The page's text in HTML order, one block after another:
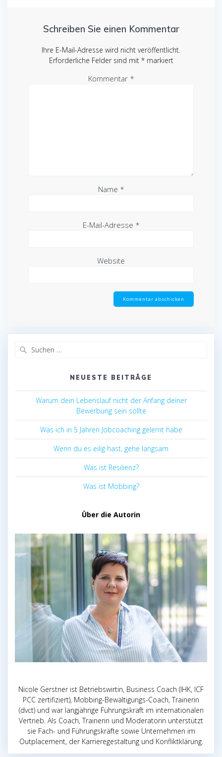
Schreiben Sie einen Kommentar
Ihre E-Mail-Adresse wird nicht veröffentlicht.
Erforderliche Felder sind mit *markiert
Kommentar *
Name *
E-Mail-Adresse *
Website
NEUESTE BEITRÄGE
Warum dein Lebenslauf nicht der Anfang deiner
Bewerbung sein sollte
Was ich in 5 Jahren Jobcoaching gelernt habe
Wenn du es eilig hast, gehe langsam
Was ist Resilienz?
Was ist Mobbing?
Über die Autorin
Nicole Gerstner ist Betriebswirtin, Business Coach (IHK, ICF
PCC zertifiziert), Mobbing-Bewältigungs-Coach, Trainerin
(dvct) und war langjährige Führungskraft im internationalen
Vertrieb. Als Coach, Trainerin und Moderatorin unterstützt
sie Fach- und Führungskräfte sowie Unternehmen im
Outplacement, der Karrieregestaltung und Konfliktklärung.